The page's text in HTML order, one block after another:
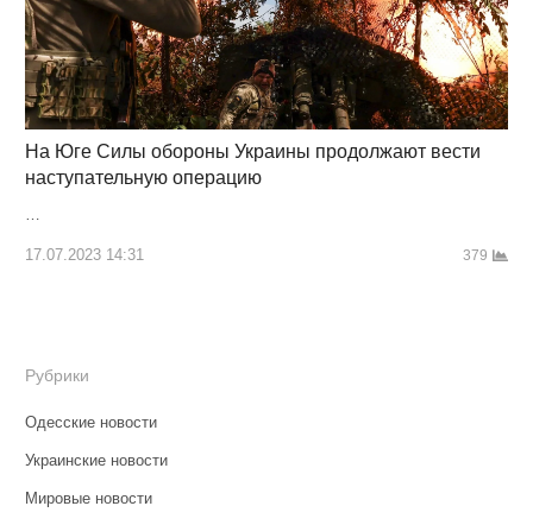
На Юге Силы обороны Украины продолжают вести
наступательную операцию
…
17.07.2023 14:31 379
Рубрики
Одесские новости
Украинские новости
Мировые новости